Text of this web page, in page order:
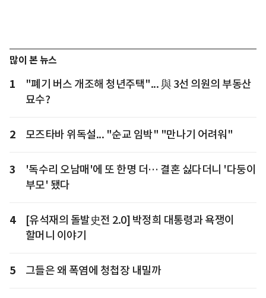
많이 본 뉴스
1
"폐기 버스 개조해 청년주택"... 與 3선 의원의 부동산
묘수?
2 모즈타바 위독설... "순교 임박" "만나기 어려워"
3
'독수리 오남매'에 또 한명 더… 결혼 싫다더니 '다둥이
부모' 됐다
4
[유석재의 돌발史전 2.0] 박정희 대통령과 욕쟁이
할머니 이야기
5 그들은 왜 폭염에 청첩장 내밀까